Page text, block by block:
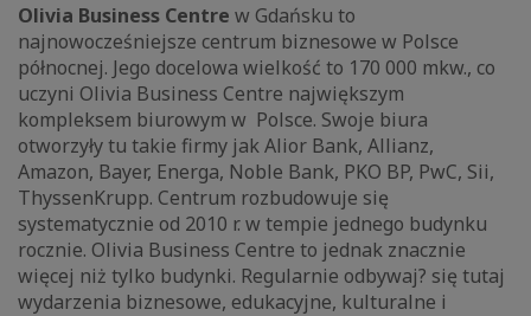
Olivia Business Centre w Gdańsku to
najnowocześniejsze centrum biznesowe w Polsce
północnej. Jego docelowa wielkość to 170 000 mkw., co
uczyni Olivia Business Centre największym
kompleksem biurowym w Polsce. Swoje biura
otworzyły tu takie firmy jak Alior Bank, Allianz,
Amazon, Bayer, Energa, Noble Bank, PKO BP, PwC, Sii,
ThyssenKrupp. Centrum rozbudowuje się
systematycznie od 2010 r. w tempie jednego budynku
rocznie. Olivia Business Centre to jednak znacznie
więcej niż tylko budynki. Regularnie odbywaj? się tutaj
wydarzenia biznesowe, edukacyjne, kulturalne i